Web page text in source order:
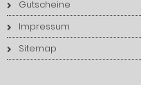
Gutscheine
Impressum
Sitemap